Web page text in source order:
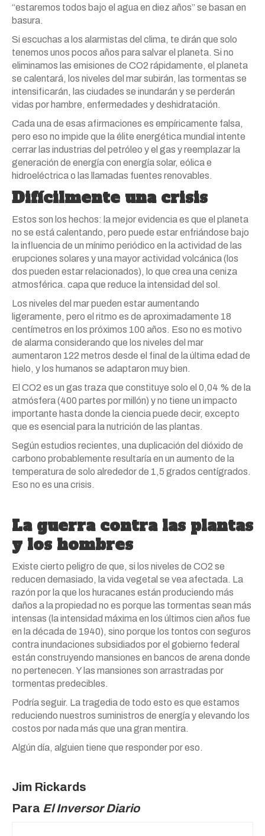
“estaremos todos bajo el agua en diez años” se basan en
basura.
Si escuchas a los alarmistas del clima, te dirán que solo
tenemos unos pocos años para salvar el planeta. Si no
eliminamos las emisiones de CO2 rápidamente, el planeta
se calentará, los niveles del mar subirán, las tormentas se
intensificarán, las ciudades se inundarán y se perderán
vidas por hambre, enfermedades y deshidratación.
Cada una de esas afirmaciones es empíricamente falsa,
pero eso no impide que la élite energética mundial intente
cerrar las industrias del petróleo y el gas y reemplazar la
generación de energía con energía solar, eólica e
hidroeléctrica o las llamadas fuentes renovables.
Difícilmente una crisis
Estos son los hechos: la mejor evidencia es que el planeta
no se está calentando, pero puede estar enfriándose bajo
la influencia de un mínimo periódico en la actividad de las
erupciones solares y una mayor actividad volcánica (los
dos pueden estar relacionados), lo que crea una ceniza
atmosférica. capa que reduce la intensidad del sol.
Los niveles del mar pueden estar aumentando
ligeramente, pero el ritmo es de aproximadamente 18
centímetros en los próximos 100 años. Eso no es motivo
de alarma considerando que los niveles del mar
aumentaron 122 metros desde el final de la última edad de
hielo, y los humanos se adaptaron muy bien.
El CO2 es un gas traza que constituye solo el 0,04 % de la
atmósfera (400 partes por millón) y no tiene un impacto
importante hasta donde la ciencia puede decir, excepto
que es esencial para la nutrición de las plantas.
Según estudios recientes, una duplicación del dióxido de
carbono probablemente resultaría en un aumento de la
temperatura de solo alrededor de 1,5 grados centígrados.
Eso no es una crisis.
La guerra contra las plantas
y los hombres
Existe cierto peligro de que, si los niveles de CO2 se
reducen demasiado, la vida vegetal se vea afectada. La
razón por la que los huracanes están produciendo más
daños a la propiedad no es porque las tormentas sean más
intensas (la intensidad máxima en los últimos cien años fue
en la década de 1940), sino porque los tontos con seguros
contra inundaciones subsidiados por el gobierno federal
están construyendo mansiones en bancos de arena donde
no pertenecen. Y las mansiones son arrastradas por
tormentas predecibles.
Podría seguir. La tragedia de todo esto es que estamos
reduciendo nuestros suministros de energía y elevando los
costos por nada más que una gran mentira.
Algún día, alguien tiene que responder por eso.
Jim Rickards
Para El Inversor Diario